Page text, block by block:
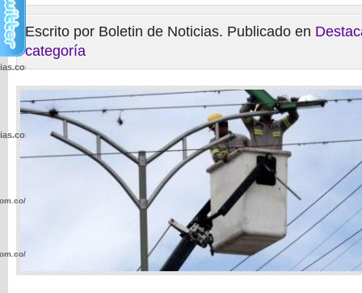
Escrito por Boletin de Noticias. Publicado en
categoría
wp-
wp-
wp-
wp-